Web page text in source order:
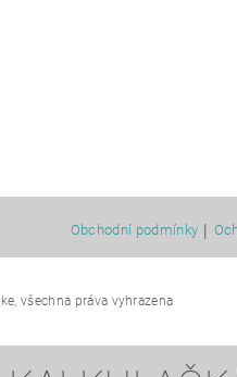
Obchodní podmínky |
všechna práva vyhrazena